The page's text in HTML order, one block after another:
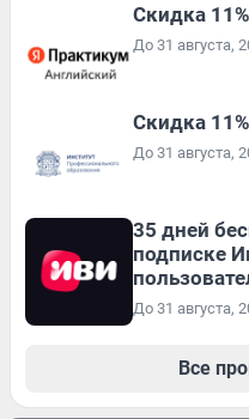
Скидка
До 31 августа,
Скидка
До 31 августа,
35 дней
подписке
До 31 августа,
Все